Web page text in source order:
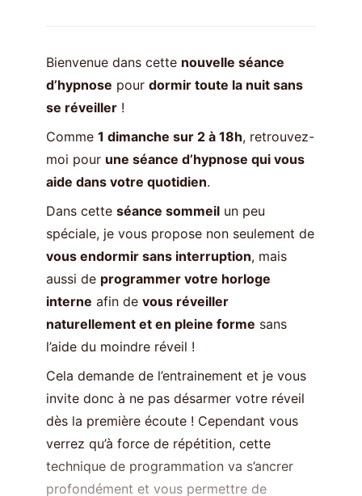
Bienvenue dans cette nouvelle séance
d’hypnose pour dormir toute la nuit sans
se réveiller !
Comme 1 dimanche sur 2 à 18h, retrouvez-
moi pour une séance d’hypnose qui vous
aide dans votre quotidien.
Dans cette séance sommeil un peu
spéciale, je vous propose non seulement de
vous endormir sans interruption, mais
aussi de programmer votre horloge
interne afin de vous réveiller
naturellement et en pleine forme sans
l’aide du moindre réveil !
Cela demande de l’entrainement et je vous
invite donc à ne pas désarmer votre réveil
dès la première écoute ! Cependant vous
verrez qu’à force de répétition, cette
technique de programmation va s’ancrer
profondément et vous permettre de